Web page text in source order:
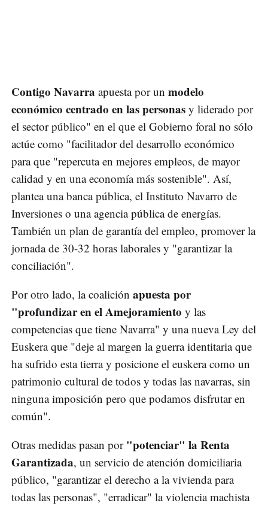
Contigo Navarra apuesta por un modelo
económico centrado en las personas y liderado por
el sector público" en el que el Gobierno foral no sólo
actúe como "facilitador del desarrollo económico
para que "repercuta en mejores empleos, de mayor
calidad y en una economía más sostenible". Así,
plantea una banca pública, el Instituto Navarro de
Inversiones o una agencia pública de energías.
También un plan de garantía del empleo, promover la
jornada de 30-32 horas laborales y "garantizar la
conciliación".
Por otro lado, la coalición apuesta por
"profundizar en el Amejoramiento y las
competencias que tiene Navarra" y una nueva Ley del
Euskera que "deje al margen la guerra identitaria que
ha sufrido esta tierra y posicione el euskera como un
patrimonio cultural de todos y todas las navarras, sin
ninguna imposición pero que podamos disfrutar en
común".
Otras medidas pasan por"potenciar" la Renta
Garantizada, un servicio de atención domiciliaria
público, "garantizar el derecho a la vivienda para
todas las personas", "erradicar" la violencia machista